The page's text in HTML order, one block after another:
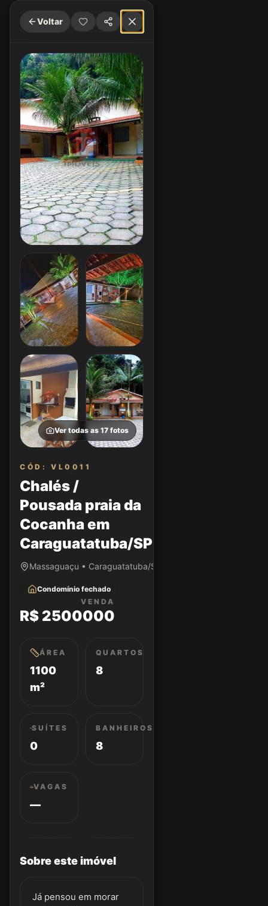
Voltar
Ver todas as 17 fotos
CÓD: VL0011
Chalés /
Pousada praia da
Cocanha em
Caraguatatuba/SP
Massaguaçu • Caraguatatuba/SP
Condomínio fechado
VENDA
R$ 2500000
ÁREA
1100
m²
QUARTOS
8
SUÍTES
0
BANHEIROS
8
VAGAS
—
Sobre este imóvel
Já pensou em morar